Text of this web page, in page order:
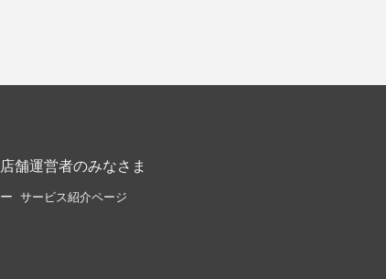
店舗運営者のみなさま
サービス紹介ページ